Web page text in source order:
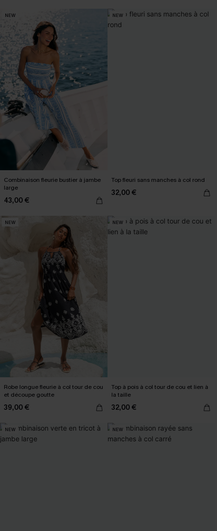
NEW
Combinaison fleurie bustier à jambe
large
43,00 €
NEW
Top fleuri sans manches à col rond
32,00 €
NEW
Robe longue fleurie à col tour de cou
et découpe goutte
39,00 €
NEW
Top à pois à col tour de cou et lien à
la taille
32,00 €
NEW NEW